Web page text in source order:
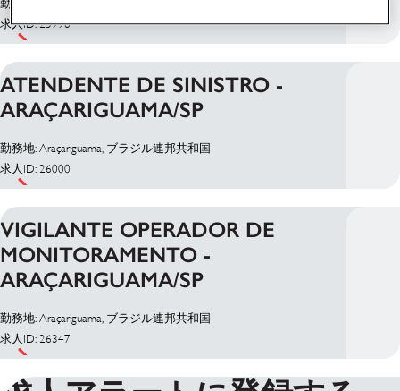
勤務地: Araçariguama, ブラジル連邦共和国
求人ID: 25998
ATENDENTE DE SINISTRO -
ARAÇARIGUAMA/SP
勤務地: Araçariguama, ブラジル連邦共和国
求人ID: 26000
VIGILANTE OPERADOR DE
MONITORAMENTO -
ARAÇARIGUAMA/SP
勤務地: Araçariguama, ブラジル連邦共和国
求人ID: 26347